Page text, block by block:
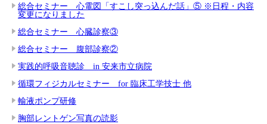
総合セミナー 心電図「すこし突っ込んだ話」⑤ ※日程・内容
変更になりました
総合セミナー 心臓診察③
総合セミナー 腹部診察②
実践的呼吸音聴診 in 安来市立病院
循環フィジカルセミナー for 臨床工学技士 他
輸液ポンプ研修
胸部レントゲン写真の読影